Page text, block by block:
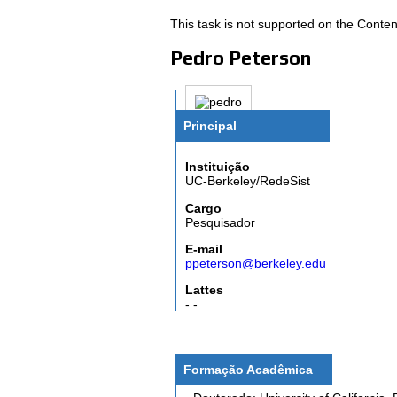
This task is not supported on the
Pedro Peterson
Principal
Instituição
UC-Berkeley/RedeSist
Cargo
Pesquisador
E-mail
ppeterson@berkeley.edu
Lattes
- -
Formação Acadêmica